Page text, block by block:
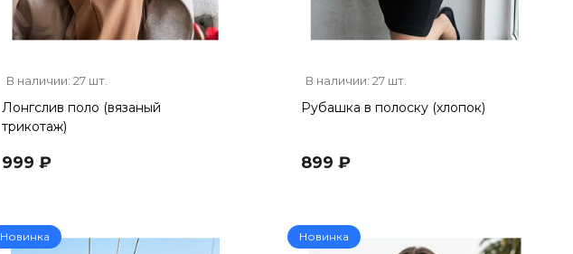
В наличии: 27 шт.
Лонгслив поло (вязаный
трикотаж)
999 ₽
В наличии: 27 шт.
Рубашка в полоску (хлопок)
899 ₽
Новинка Новинка